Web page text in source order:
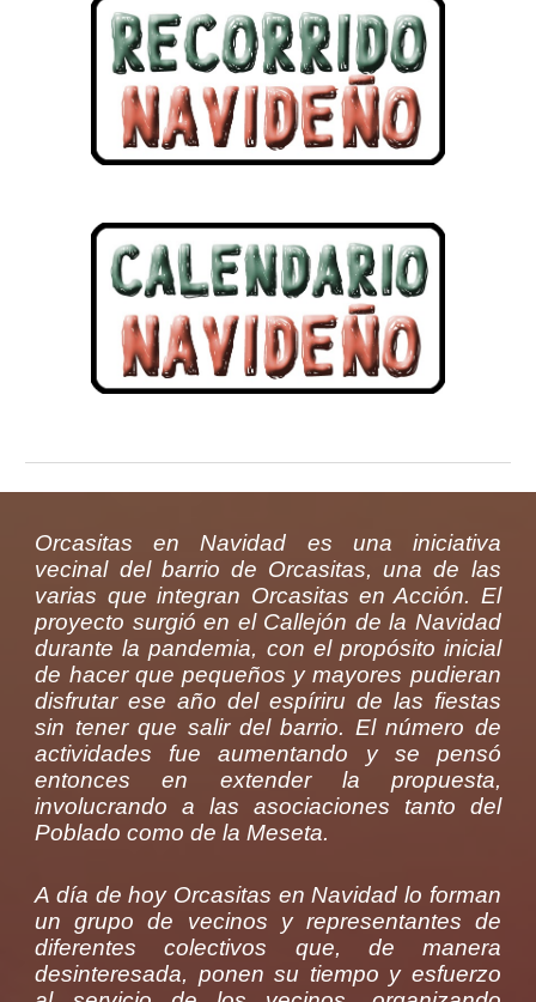
Orcasitas en Navidad es una iniciativa
vecinal del barrio de Orcasitas, una de las
varias que integran Orcasitas en Acción. El
proyecto surgió en el Callejón de la Navidad
durante la pandemia, con el propósito inicial
de hacer que pequeños y mayores pudieran
disfrutar ese año del espíriru de las fiestas
sin tener que salir del barrio. El número de
actividades fue aumentando y se pensó
entonces en extender la propuesta,
involucrando a las asociaciones tanto del
Poblado como de la Meseta.
A día de hoy Orcasitas en Navidad lo forman
un grupo de vecinos y representantes de
diferentes colectivos que, de manera
desinteresada, ponen su tiempo y esfuerzo